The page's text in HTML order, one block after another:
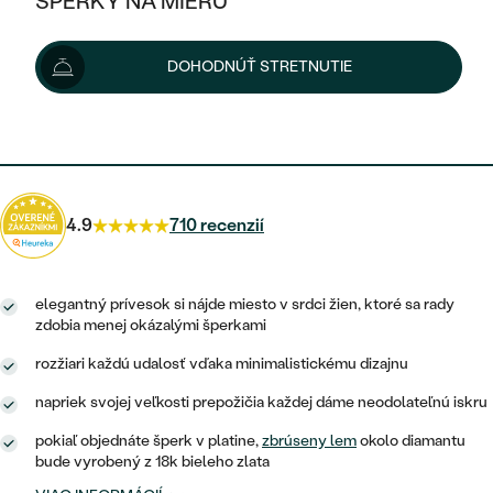
KOMBINOVANÉ ZLATO
PODĽA ŠTÝLU
ETERNITY
NETRADIČNÉ
TEPANÉ
POSTRANNÉ DRAHOKAMY
HALO
VINTAGE
SET ZÁSNUBNÉHO PRSTEŇA A
NETRADIČNÉ
ZOSTAVTE SI PRSTEŇ
ZAČAŤ S PRSTEŇOM
VÝPREDAJ
ŠPERKY ČO POMÁHAJÚ
PODĽA TYPU
NÁUŠNICE
PRSTENE
PRÍVESKY
NÁRAMKY
PÁNSKE ŠPERKY
PLATINOVÉ
NAPICHOVACIE
KRUHOVÉ
MINIMALISTICKÉ
SOLITÉR
V TVARE SRDCA
ZLATÉ
STRIEBORNÉ
PODĽA ŠTÝLU
SOLITÉR
NARODENIE DIEŤAŤA
PERSONALIZOVANÉ
MINIMALISTICKÉ
VÝPREDAJ
ZLATÉ
STRIEBORNÉ
ETERNITY
MINIMALISTICKÉ
DOHODNÚŤ STRETNUTIE
639 €
Šperk vám doručíme do 3 - 4 týždňov. Možnosti doručenia
4.9 710 recenzií
elegantný prívesok si nájde miesto v srdci žien, ktoré sa rady
zdobia menej okázalými šperkami
rozžiari každú udalosť vďaka minimalistickému dizajnu
napriek svojej veľkosti prepožičia každej dáme neodolateľnú iskru
pokiaľ objednáte šperk v platine,zbrúseny lemokolo diamantu
bude vyrobený z 18k bieleho zlata